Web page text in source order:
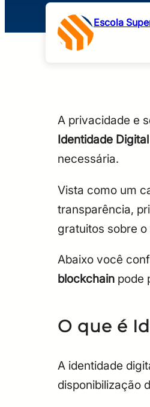
Escola
A privacidade e
Identidade
necessária.
Vista como um
transparência,
gratuitos sobre o
Abaixo você
blockchain pode
O que é
A identidade
disponibilização